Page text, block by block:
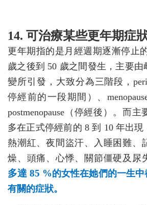
14. 可治療某些更年期症
更年期指的是月經週期逐漸停止
歲之後到 50 歲之間發生，主要由
變所引發，大致分為三階段，
停經前的一段期間）、
postmenopause（停經後）。而
多在正式停經前的 8 到 10 年出現
熱潮紅、夜間盜汗、入睡困難、
燥、頭痛、心悸、關節僵硬及尿
多達 85 %的女性在她們的一生
有關的症狀。